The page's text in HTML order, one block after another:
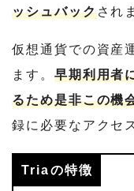
ッシュバックされ
仮想通貨での資産
ます。 早期利用者
るため是非この機
録に必要なアクセ
Triaの特徴